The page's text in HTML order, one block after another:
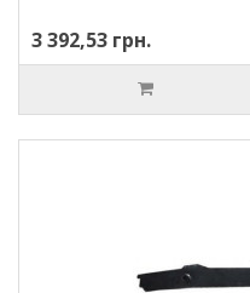
3 392,53 грн.